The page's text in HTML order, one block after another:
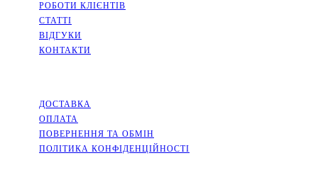
РОБОТИ КЛІЄНТІВ
СТАТТІ
ВІДГУКИ
КОНТАКТИ
ДОСТАВКА
ОПЛАТА
ПОВЕРНЕННЯ ТА ОБМІН
ПОЛІТИКА КОНФІДЕНЦІЙНОСТІ